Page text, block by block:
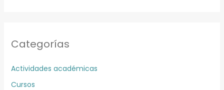
Categorías
Actividades académicas
Cursos